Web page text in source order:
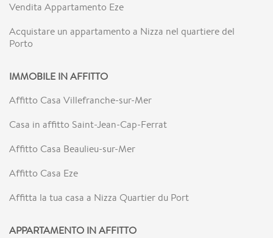
Vendita Appartamento Eze
Acquistare un appartamento a Nizza nel quartiere del
Porto
IMMOBILE IN AFFITTO
Affitto Casa Villefranche-sur-Mer
Casa in affitto Saint-Jean-Cap-Ferrat
Affitto Casa Beaulieu-sur-Mer
Affitto Casa Eze
Affitta la tua casa a Nizza Quartier du Port
APPARTAMENTO IN AFFITTO